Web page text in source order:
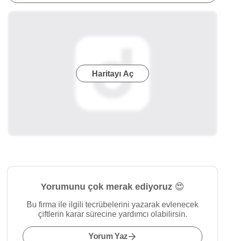
Haritayı Aç
Yorumunu çok merak ediyoruz 😍
Bu firma ile ilgili tecrübelerini yazarak evlenecek
çiftlerin karar sürecine yardımcı olabilirsin.
Yorum Yaz